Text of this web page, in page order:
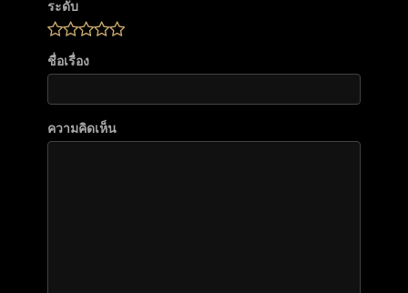
ระดับ
ชื่อเรื่อง
ความคิดเห็น